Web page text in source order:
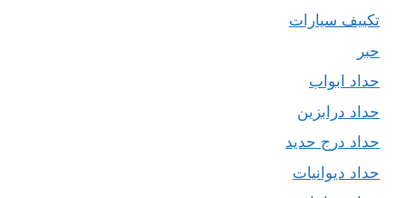
تكييف سيارات
حبر
حداد ابواب
حداد درابزين
حداد درج حديد
حداد ديوانيات